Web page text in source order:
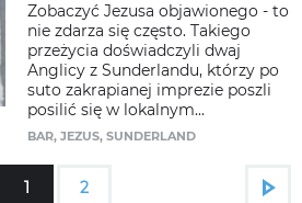
Zobaczyć Jezusa objawionego - to
nie zdarza się często. Takiego
przeżycia doświadczyli dwaj
Anglicy z Sunderlandu, którzy po
suto zakrapianej imprezie poszli
posilić się w lokalnym...
BAR, JEZUS, SUNDERLAND
1 2